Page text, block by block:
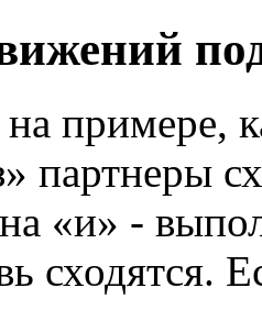
примере,
партнеры
«и» -
сходятся.